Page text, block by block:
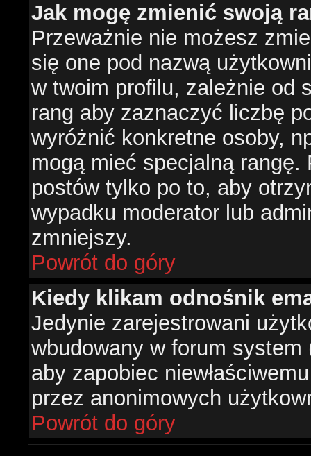
Jak mogę zmienić swoją
Przeważnie nie możesz
się one pod nazwą
w twoim profilu, zależnie od
rang aby zaznaczyć liczbę
wyróżnić konkretne osoby,
mogą mieć specjalną
postów tylko po to, aby
wypadku moderator lub
zmniejszy.
Powrót do góry
Kiedy klikam odnośnik
Jedynie zarejestrowani
wbudowany w forum system
aby zapobiec
przez anonimowych
Powrót do góry